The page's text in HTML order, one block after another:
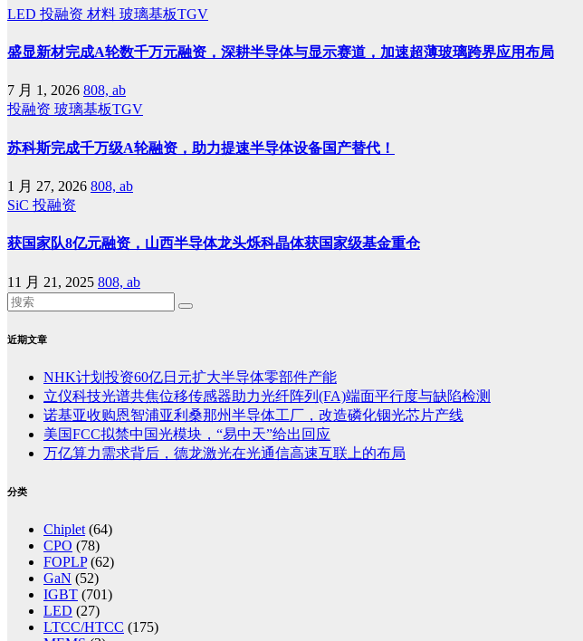
LED 投融资 材料 玻璃基板TGV
盛显新材完成A轮数千万元融资，深耕半导体与显示赛道，加速超薄玻璃跨界应用布局
7 月 1, 2026 808, ab
投融资 玻璃基板TGV
苏科斯完成千万级A轮融资，助力提速半导体设备国产替代！
1 月 27, 2026 808, ab
SiC 投融资
获国家队8亿元融资，山西半导体龙头烁科晶体获国家级基金重仓
11 月 21, 2025 808, ab
近期文章
NHK计划投资60亿日元扩大半导体零部件产能
立仪科技光谱共焦位移传感器助力光纤阵列(FA)端面平行度与缺陷检测
诺基亚收购恩智浦亚利桑那州半导体工厂，改造磷化铟光芯片产线
美国FCC拟禁中国光模块，“易中天”给出回应
万亿算力需求背后，德龙激光在光通信高速互联上的布局
分类
Chiplet(64)
CPO (78)
FOPLP(62)
GaN (52)
IGBT (701)
LED (27)
LTCC/HTCC (175)